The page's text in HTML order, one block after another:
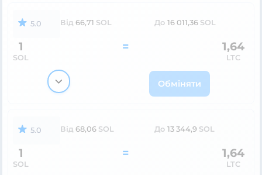
5.0 Від 66,71 SOL До 16 011,36 SOL
1
SOL
= 1,64
LTC
Обміняти
5.0 Від 68,06 SOL До 13 344,9 SOL
1
SOL
= 1,64
LTC